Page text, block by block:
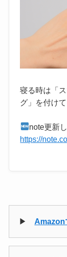
寝る時は「
グ」を付け
note更新
https://
▶ Amazon